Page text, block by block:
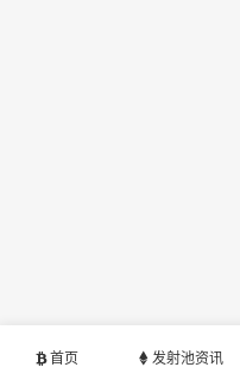
首页 发射池资讯